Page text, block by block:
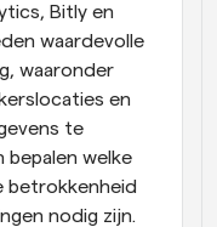
Bitly en
waardevolle
waaronder
en
te
bepalen welke
betrokkenheid
nodig zijn.